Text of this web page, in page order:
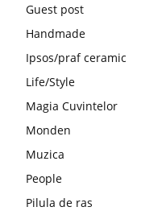
Guest post
Handmade
Ipsos/praf ceramic
Life/Style
Magia Cuvintelor
Monden
Muzica
People
Pilula de ras